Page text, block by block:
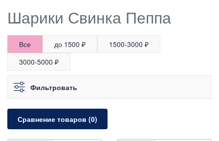
Шарики Свинка Пеппа
Все до 1500 ₽
1500-3000 ₽
3000-5000 ₽
Фильтровать
Сравнение товаров (0)